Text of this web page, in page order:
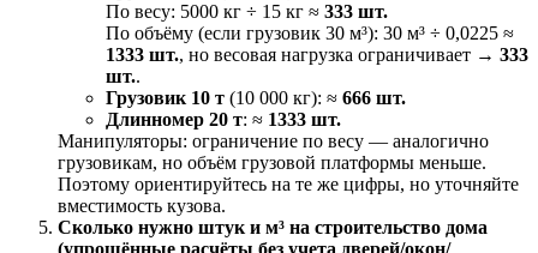
По весу: 5000 кг ÷ 15 кг ≈ 333 шт.
По объёму (если грузовик 30 м³): 30 м³ ÷ 0,0225 ≈
1333 шт., но весовая нагрузка ограничивает → 333
шт..
Грузовик 10 т (10 000 кг): ≈ 666 шт.
Длинномер 20 т: ≈ 1333 шт.
Манипуляторы: ограничение по весу — аналогично
грузовикам, но объём грузовой платформы меньше.
Поэтому ориентируйтесь на те же цифры, но уточняйте
вместимость кузова.
Сколько нужно штук и м³ на строительство дома
(упрощённые расчёты без учета дверей/окон/